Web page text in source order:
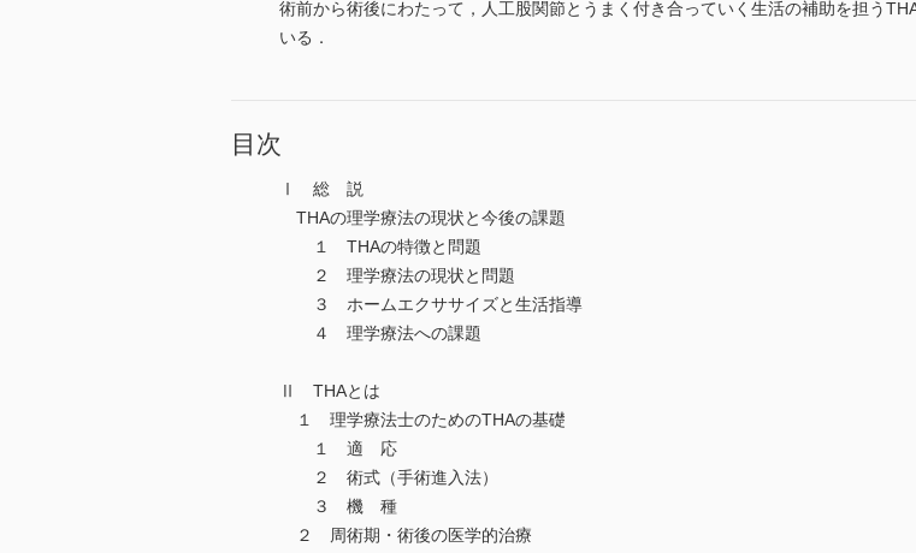
術前から術後にわたって，人工股関節とうまく付き合っていく生活の補助を担う
いる．
目次
Ⅰ 総 説
THAの理学療法の現状と今後の課題
１ THAの特徴と問題
２ 理学療法の現状と問題
３ ホームエクササイズと生活指導
４ 理学療法への課題
Ⅱ THAとは
１ 理学療法士のためのTHAの基礎
１ 適 応
２ 術式（手術進入法）
３ 機 種
２ 周術期・術後の医学的治療